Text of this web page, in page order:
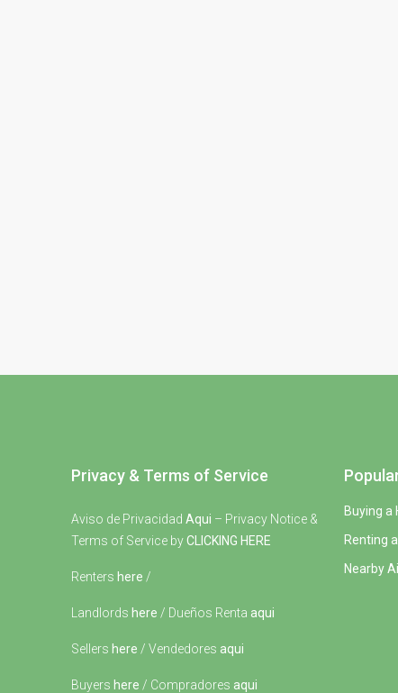
Privacy & Terms of Service
Aviso de Privacidad Aqui – Privacy Notice &
Terms of Service byCLICKING HERE
Renters here /
Landlords here / Dueños Renta aqui
Sellers here / Vendedores aqui
Buyers here / Compradores aqui
Buying a
Renting
Nearby